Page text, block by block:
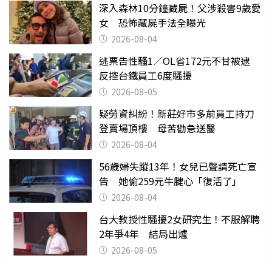
深入森林10分鐘藏屍！父涉殺害9歲愛
女 恐怖藏屍手法全曝光
2026-08-04
逃票告性騷1／OL省172元不甘被逮
反控台鐵員工6度騷擾
2026-08-05
疑勞資糾紛！新莊好市多前員工持刀
登賣場頂樓 母苦勸急送醫
2026-08-04
56歲婦失蹤13年！女兒已聲請死亡宣
告 她偷259元牛腱心「復活了」
2026-08-04
台大教授性騷擾2女研究生！不服解聘
2年爭4年 結局出爐
2026-08-05